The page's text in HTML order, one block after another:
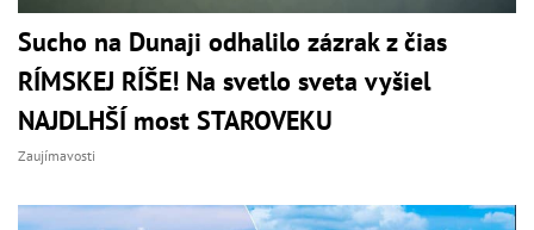
Sucho na Dunaji odhalilo zázrak z čias
RÍMSKEJ RÍŠE! Na svetlo sveta vyšiel
NAJDLHŠÍ most STAROVEKU
Zaujímavosti